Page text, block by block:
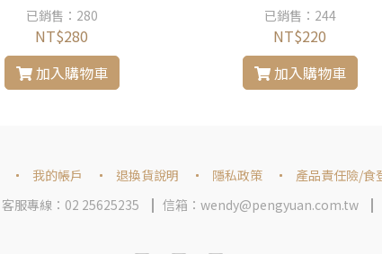
已銷售：280
NT$280
加入購物車
已銷售：244
NT$220
加入購物車
我的帳戶 退換貨說明 隱私政策
產品責任險/食
客服專線：02 25625235 信箱：wendy@pengyuan.com.tw